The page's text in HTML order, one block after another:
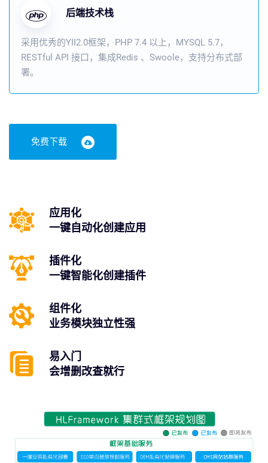
后端技术栈
采用优秀的YII2.0框架，PHP 7.4 以上，MYSQL 5.7，
RESTful API 接口，集成Redis 、Swoole，支持分布式部
署。
免费下载
应用化
一键自动化创建应用
插件化
一键智能化创建插件
组件化
业务模块独立性强
易入门
会增删改查就行